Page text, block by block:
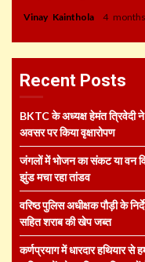
Vinay Kainthola 4
Recent Posts
BKTC के अध्यक्ष हेमंत त्रिवेदी
अवसर पर किया वृक्षारोपण
जंगलों में भोजन का संकट या वन
झुंड मचा रहा तांडव
वरिष्ठ पुलिस अधीक्षक पौड़ी के
सहित शराब की खेप जब्त
कर्णप्रयाग में धारदार हथियार से